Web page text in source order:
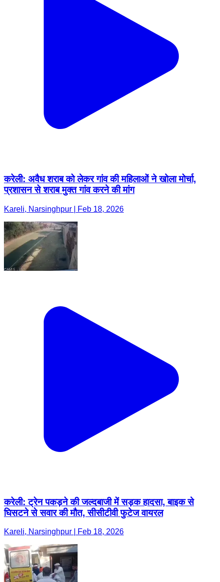
करेली: अवैध शराब को लेकर गांव की महिलाओं ने खोला मोर्चा,
प्रशासन से शराब मुक्त गांव करने की मांग
Kareli, Narsinghpur | Feb 18, 2026
करेली: ट्रेन पकड़ने की जल्दबाजी में सड़क हादसा, बाइक से
घिसटने से सवार की मौत, सीसीटीवी फुटेज वायरल
Kareli, Narsinghpur | Feb 18, 2026